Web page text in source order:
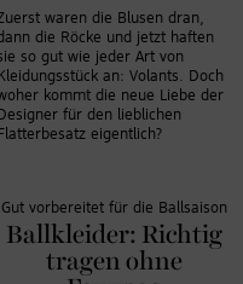
waren die Blusen dran,
die Röcke und jetzt haften
so gut wie jeder Art von
Kleidungsstück an: Volants. Doch
kommt die neue Liebe der
Designer für den lieblichen
Flatterbesatz eigentlich?
Gut vorbereitet für die Ballsaison
Ballkleider: Richtig
tragen ohne